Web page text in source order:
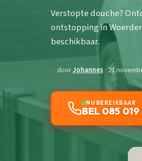
Verstopte douche?
ontstopping in
beschikbaar.
doorJohannes · 21
NU BEREIKBAAR
BEL 085 019